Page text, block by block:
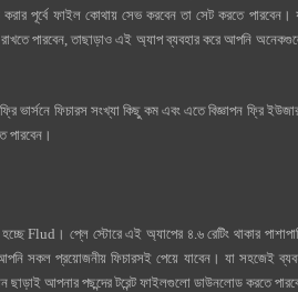
পূর্বে ফাইল কোথায় সেভ করবেন তা সেট করতে পারবেন।
পারবেন, তাছাড়াও এই অ্যাপ ব্যবহার করে আপনি
ফিচারস সংখ্যা কিছু কম এবং এতে বিজ্ঞাপন ফ্রি
পারবেন।
হচ্ছে Flud। প্লে স্টোরে এই অ্যাপের ৪.৬ রেটিং থাকার
সকল প্রয়োজনীয় ফিচারসই পেয়ে যাবেন। যা সহজেই
আপনার পছন্দের টরেন্ট ফাইলগুলো ডাউনলোড করতে